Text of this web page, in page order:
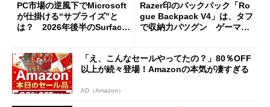
PC市場の逆風下でMicrosoft
が仕掛ける“サプライズ”と
は？ 2026年後半のSurface
Razer印のバックパック「Ro
gue Backpack V4」は、タフ
で収納力バツグン ゲーマー
「え、こんなセールやってたの？」80％OFF
以上が続々登場！Amazonの本気が凄すぎる
AD（Amazon）